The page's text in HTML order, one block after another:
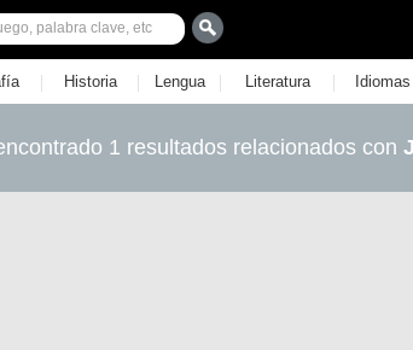
| Historia | Lengua | Literatura | Idiomas
1 resultados relacionados con